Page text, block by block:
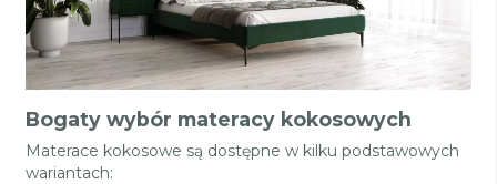
Bogaty wybór materacy kokosowych
Materace kokosowe są dostępne w kilku podstawowych
wariantach: